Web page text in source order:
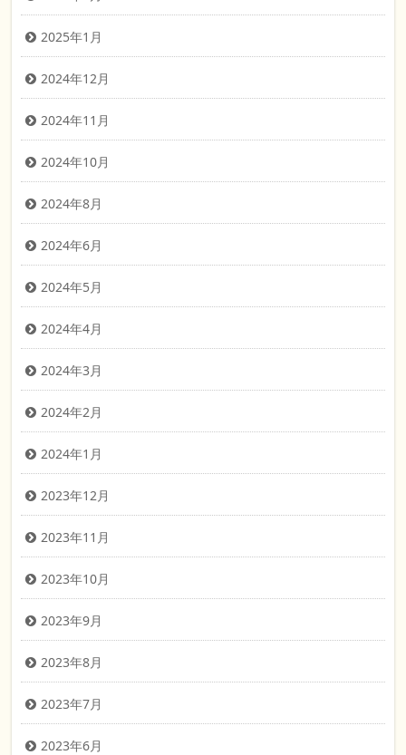
2025年1月
2024年12月
2024年11月
2024年10月
2024年8月
2024年6月
2024年5月
2024年4月
2024年3月
2024年2月
2024年1月
2023年12月
2023年11月
2023年10月
2023年9月
2023年8月
2023年7月
2023年6月